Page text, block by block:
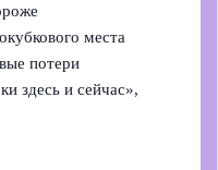
места
потери
здесь и сейчас»,